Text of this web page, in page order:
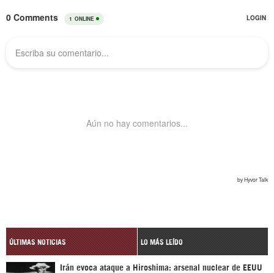
ÚLTIMAS NOTICIAS LO MÁS LEÍDO
Irán evoca ataque a Hiroshima: arsenal nuclear de EEUU